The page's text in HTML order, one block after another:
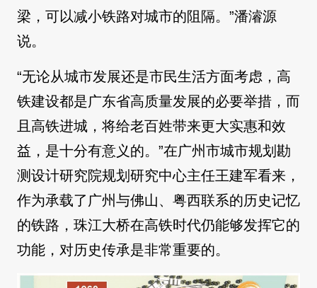
梁，可以减小铁路对城市的阻隔。”潘濬源
说。
“无论从城市发展还是市民生活方面考虑，高
铁建设都是广东省高质量发展的必要举措，而
且高铁进城，将给老百姓带来更大实惠和效
益，是十分有意义的。”在广州市城市规划勘
测设计研究院规划研究中心主任王建军看来，
作为承载了广州与佛山、粤西联系的历史记忆
的铁路，珠江大桥在高铁时代仍能够发挥它的
功能，对历史传承是非常重要的。